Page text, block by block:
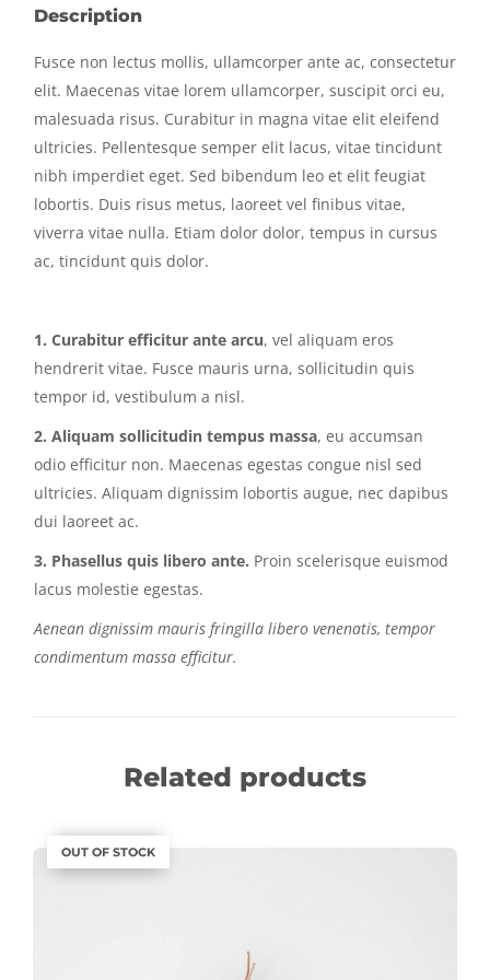
Description
Fusce non lectus mollis, ullamcorper ante ac, consectetur
elit. Maecenas vitae lorem ullamcorper, suscipit orci eu,
malesuada risus. Curabitur in magna vitae elit eleifend
ultricies. Pellentesque semper elit lacus, vitae tincidunt
nibh imperdiet eget. Sed bibendum leo et elit feugiat
lobortis. Duis risus metus, laoreet vel finibus vitae,
viverra vitae nulla. Etiam dolor dolor, tempus in cursus
ac, tincidunt quis dolor.
1. Curabitur efficitur ante arcu, vel aliquam eros
hendrerit vitae. Fusce mauris urna, sollicitudin quis
tempor id, vestibulum a nisl.
2. Aliquam sollicitudin tempus massa, eu accumsan
odio efficitur non. Maecenas egestas congue nisl sed
ultricies. Aliquam dignissim lobortis augue, nec dapibus
dui laoreet ac.
3. Phasellus quis libero ante. Proin scelerisque euismod
lacus molestie egestas.
Aenean dignissim mauris fringilla libero venenatis, tempor
condimentum massa efficitur.
Related products
OUT OF STOCK